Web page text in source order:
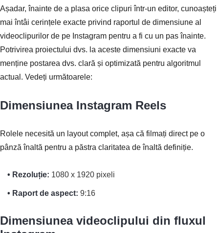
Așadar, înainte de a plasa orice clipuri într-un editor, cunoașteți
mai întâi cerințele exacte privind raportul de dimensiune al
videoclipurilor de pe Instagram pentru a fi cu un pas înainte.
Potrivirea proiectului dvs. la aceste dimensiuni exacte va
menține postarea dvs. clară și optimizată pentru algoritmul
actual. Vedeți următoarele:
Dimensiunea Instagram Reels
Rolele necesită un layout complet, așa că filmați direct pe o
pânză înaltă pentru a păstra claritatea de înaltă definiție.
• Rezoluție: 1080 x 1920 pixeli
• Raport de aspect: 9:16
Dimensiunea videoclipului din fluxul